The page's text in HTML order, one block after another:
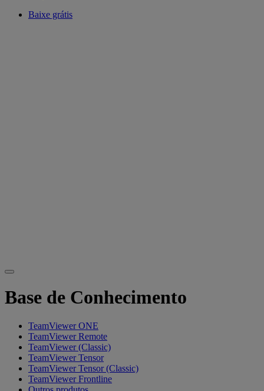
Baixe grátis
Base de Conhecimento
TeamViewer ONE
TeamViewer Remote
TeamViewer (Classic)
TeamViewer Tensor
TeamViewer Tensor (Classic)
TeamViewer Frontline